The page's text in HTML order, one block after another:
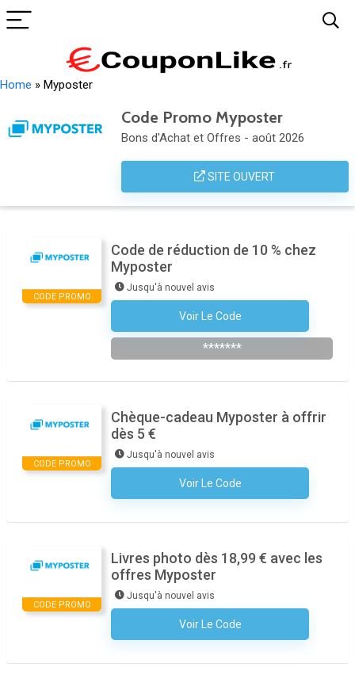
Home » Myposter
Code Promo Myposter
Bons d'Achat et Offres - août 2026
SITE OUVERT
CODE PROMO
Code de réduction de 10 % chez
Myposter
Jusqu'à nouvel avis
Voir Le Code
Abonnez-Vous À La Newsletter
*******
CODE PROMO
Chèque-cadeau Myposter à offrir
dès 5 €
Jusqu'à nouvel avis
Voir Le Code
Aucun Code N'est Nécessaire
CODE PROMO
Livres photo dès 18,99 € avec les
offres Myposter
Jusqu'à nouvel avis
Voir Le Code
Aucun Code N'est Nécessaire